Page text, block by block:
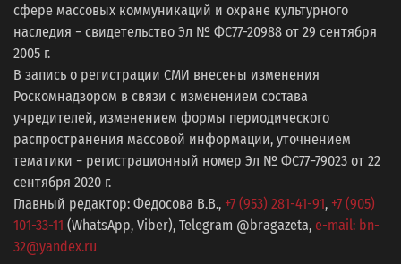
сфере массовых коммуникаций и охране культурного
наследия − свидетельство Эл № ФС77-20988 от 29 сентября
2005 г.
В запись о регистрации СМИ внесены изменения
Роскомнадзором в связи с изменением состава
учредителей, изменением формы периодического
распространения массовой информации, уточнением
тематики − регистрационный номер Эл № ФС77−79023 от 22
сентября 2020 г.
Главный редактор: Федосова В.В., +7 (953) 281-41-91, +7 (905)
101-33-11 (WhatsApp, Viber), Telegram @bragazeta, e-mail: bn-
32@yandex.ru